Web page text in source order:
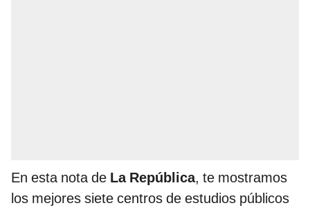
En esta nota de La República, te mostramos
los mejores siete centros de estudios públicos